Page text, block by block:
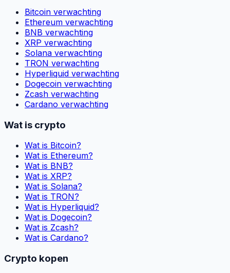
Bitcoin verwachting
Ethereum verwachting
BNB verwachting
XRP verwachting
Solana verwachting
TRON verwachting
Hyperliquid verwachting
Dogecoin verwachting
Zcash verwachting
Cardano verwachting
Wat is crypto
Wat is Bitcoin?
Wat is Ethereum?
Wat is BNB?
Wat is XRP?
Wat is Solana?
Wat is TRON?
Wat is Hyperliquid?
Wat is Dogecoin?
Wat is Zcash?
Wat is Cardano?
Crypto kopen